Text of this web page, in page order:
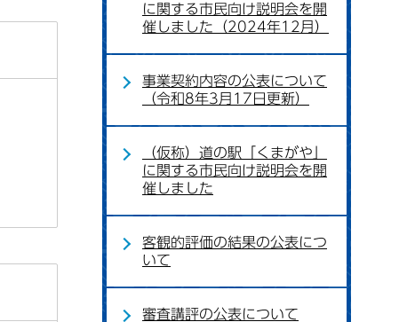
に関する市民向け説明会を開
催しました（2024年12月）
事業契約内容の公表について
（令和8年3月17日更新）
（仮称）道の駅「くまがや」
に関する市民向け説明会を開
催しました
客観的評価の結果の公表につ
いて
審査講評の公表について